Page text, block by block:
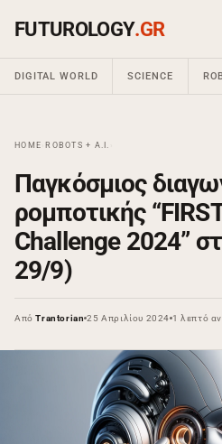
FUTUROLOGY.GR
DIGITAL WORLD SCIENCE
HOME ROBOTS + A.I.
Παγκόσμιος
ρομποτικής
Challenge 2024”
29/9)
ΑπόTrantorian 25 Απριλίου 2024 1 λεπτό